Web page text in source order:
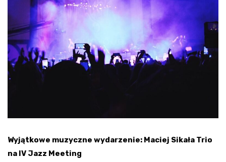
Wyjątkowe muzyczne wydarzenie: Maciej Sikała Trio
na IV Jazz Meeting